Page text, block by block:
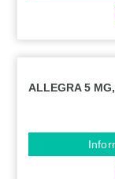
ALLEGRA 5